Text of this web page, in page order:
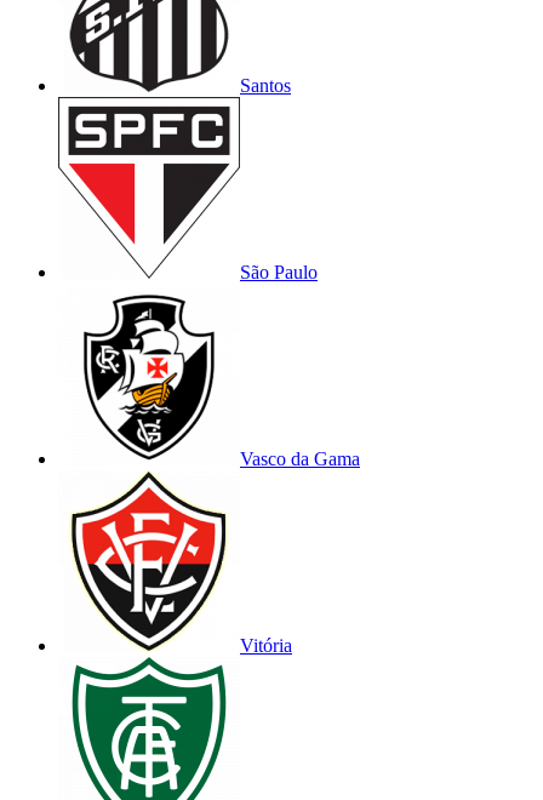
Santos
São Paulo
Vasco da Gama
Vitória